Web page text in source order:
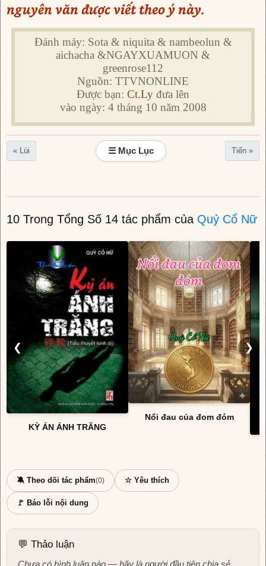
nguyên văn được viết theo ý này.
Đánh máy: Sota & niquita & nambeolun &
aichacha &NGAYXUAMUON &
greenrose112
Nguồn: TTVNONLINE
Được bạn: Ct.Ly đưa lên
vào ngày: 4 tháng 10 năm 2008
« Lùi ☰ Mục Lục Tiến »
10 Trong Tổng Số 14 tác phẩm của Quỷ Cổ Nữ
❮
KỲ ÁN ÁNH TRĂNG
Nổi đau của đom đóm
❯
🔕 Theo dõi tác phẩm(0) ☆ Yêu thích
🚩 Báo lỗi nội dung
💬 Thảo luận
Chưa có bình luận nào — hãy là người đầu tiên chia sẻ